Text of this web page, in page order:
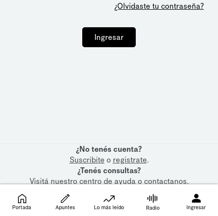
¿Olvidaste tu contraseña?
Ingresar
¿No tenés cuenta?
Suscribite o registrate.
¿Tenés consultas?
Visitá nuestrocentro de ayudaocontactanos.
Portada Apuntes Lo más leído Radio Ingresar